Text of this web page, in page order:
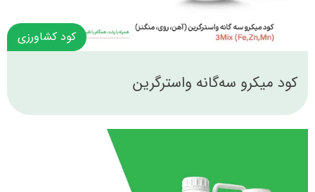
کود کشاورزی
کود میکرو سه‌گانه واسترگرین